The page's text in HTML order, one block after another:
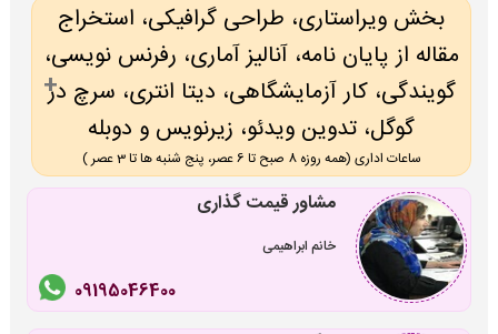
بخش ویراستاری، طراحی گرافیکی، استخراج
مقاله از پایان نامه، آنالیز آماری، رفرنس نویسی،
گویندگی، کار آزمایشگاهی، دیتا انتری، سرچ در
گوگل، تدوین ویدئو، زیرنویس و دوبله
ساعات اداری (همه روزه 8 صبح تا 6 عصر، پنج شنبه ها تا 3 عصر )
مشاور قیمت گذاری
خانم ابراهیمی
09195046400